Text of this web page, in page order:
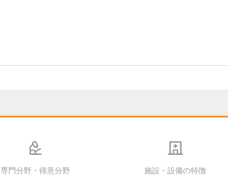
専門分野・得意分野 施設・設備の特徴